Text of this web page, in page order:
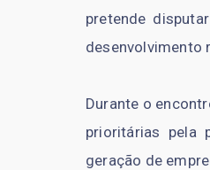
pretende
desenvolvimento
Durante o
prioritárias pela
geração de